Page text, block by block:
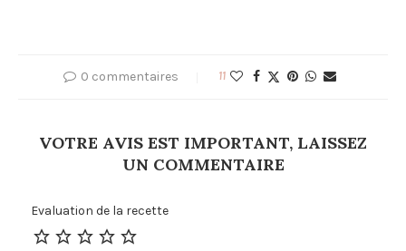
0 commentaires 11
VOTRE AVIS EST IMPORTANT, LAISSEZ
UN COMMENTAIRE
Evaluation de la recette